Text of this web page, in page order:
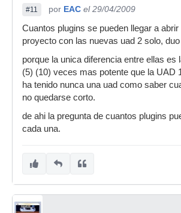
#11 por EAC el 29/04/2009
Cuantos plugins se pueden llegar a
proyecto con las nuevas uad 2 solo, duo
porque la unica diferencia entre ellas es
(5) (10) veces mas potente que la UAD
ha tenido nunca una uad como saber
no quedarse corto.
de ahi la pregunta de cuantos plugins
cada una.